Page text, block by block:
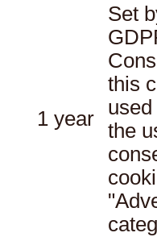
1 year
Set
this
the